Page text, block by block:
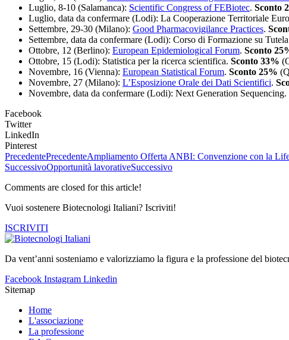
Luglio, 8-10 (Salamanca): Scientific Congress of FEBiotec. Sconto
Luglio, data da confermare (Lodi): La Cooperazione Territoriale
Settembre, 29-30 (Milano): Good Pharmacovigilance Practices.
Settembre, data da confermare (Lodi): Corso di Formazione su
Ottobre, 12 (Berlino): European Epidemiological Forum. Sconto
Ottobre, 15 (Lodi): Statistica per la ricerca scientifica. Sconto 33%
Novembre, 16 (Vienna): European Statistical Forum. Sconto 25%
Novembre, 27 (Milano): L’Esposizione Orale dei Dati Scientifici.
Novembre, data da confermare (Lodi): Next Generation Sequencing.
Facebook
Twitter
LinkedIn
Pinterest
PrecedentePrecedenteAmpliamento Offerta ANBI: Convenzione con la
SuccessivoOpportunità lavorativeSuccessivo
Comments are closed for this article!
Vuoi sostenere Biotecnologi Italiani? Iscriviti!
ISCRIVITI
Da vent’anni sosteniamo e valorizziamo la figura e la professione del
Facebook Instagram Linkedin
Sitemap
Home
L'associazione
La professione